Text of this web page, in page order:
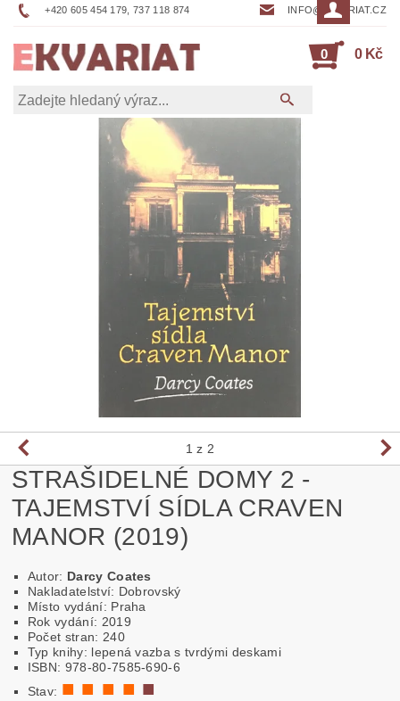
+420 605 454 179, 737 118 874 INFO@EKVARIAT.CZ
0 0 Kč
1 z 2
STRAŠIDELNÉ DOMY 2 -
TAJEMSTVÍ SÍDLA CRAVEN
MANOR (2019)
Autor: Darcy Coates
Nakladatelství: Dobrovský
Místo vydání: Praha
Rok vydání: 2019
Počet stran: 240
Typ knihy: lepená vazba s tvrdými deskami
ISBN: 978-80-7585-690-6
Stav: ■ ■ ■ ■ ■